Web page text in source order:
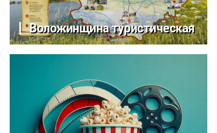
Воложинщина туристическая